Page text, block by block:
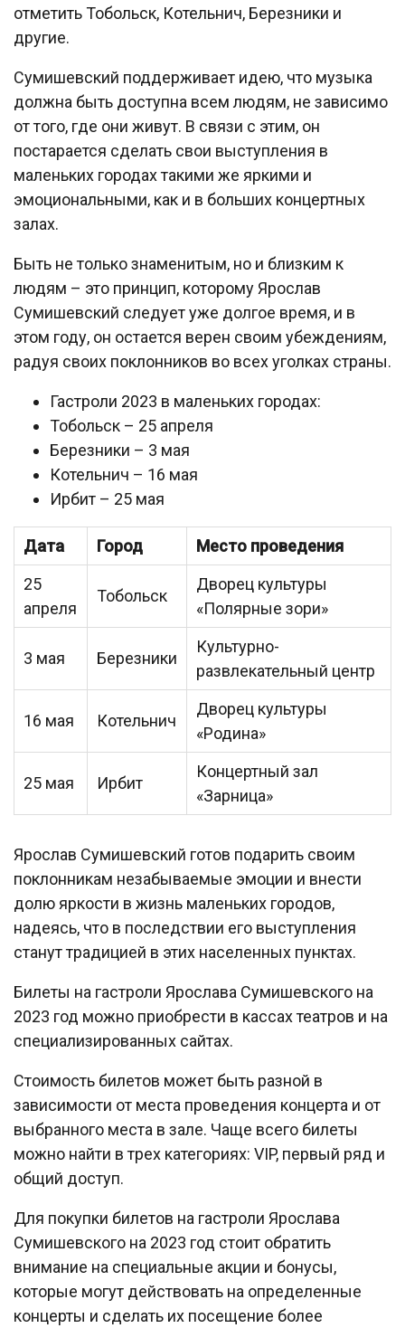
отметить Тобольск, Котельнич, Березники и
другие.
Сумишевский поддерживает идею, что музыка
должна быть доступна всем людям, не зависимо
от того, где они живут. В связи с этим, он
постарается сделать свои выступления в
маленьких городах такими же яркими и
эмоциональными, как и в больших концертных
залах.
Быть не только знаменитым, но и близким к
людям – это принцип, которому Ярослав
Сумишевский следует уже долгое время, и в
этом году, он остается верен своим убеждениям,
радуя своих поклонников во всех уголках страны.
Гастроли 2023 в маленьких городах:
Тобольск – 25 апреля
Березники – 3 мая
Котельнич – 16 мая
Ирбит – 25 мая
Дата Город
Место проведения
25
апреля
Тобольск
Дворец культуры
«Полярные зори»
3 мая Березники
Культурно-
развлекательный центр
16 мая Котельнич
Дворец культуры
«Родина»
25 мая Ирбит
Концертный зал
«Зарница»
Ярослав Сумишевский готов подарить своим
поклонникам незабываемые эмоции и внести
долю яркости в жизнь маленьких городов,
надеясь, что в последствии его выступления
станут традицией в этих населенных пунктах.
Билеты на гастроли Ярослава Сумишевского на
2023 год можно приобрести в кассах театров и на
специализированных сайтах.
Стоимость билетов может быть разной в
зависимости от места проведения концерта и от
выбранного места в зале. Чаще всего билеты
можно найти в трех категориях: VIP, первый ряд и
общий доступ.
Для покупки билетов на гастроли Ярослава
Сумишевского на 2023 год стоит обратить
внимание на специальные акции и бонусы,
которые могут действовать на определенные
концерты и сделать их посещение более